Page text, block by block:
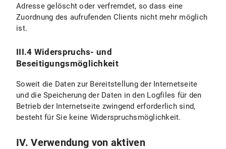
Adresse gelöscht oder verfremdet, so dass eine
Zuordnung des aufrufenden Clients nicht mehr möglich
ist.
III.4 Widerspruchs- und
Beseitigungsmöglichkeit
Soweit die Daten zur Bereitstellung der Internetseite
und die Speicherung der Daten in den Logfiles für den
Betrieb der Internetseite zwingend erforderlich sind,
besteht für Sie keine Widerspruchsmöglichkeit.
IV. Verwendung von aktiven